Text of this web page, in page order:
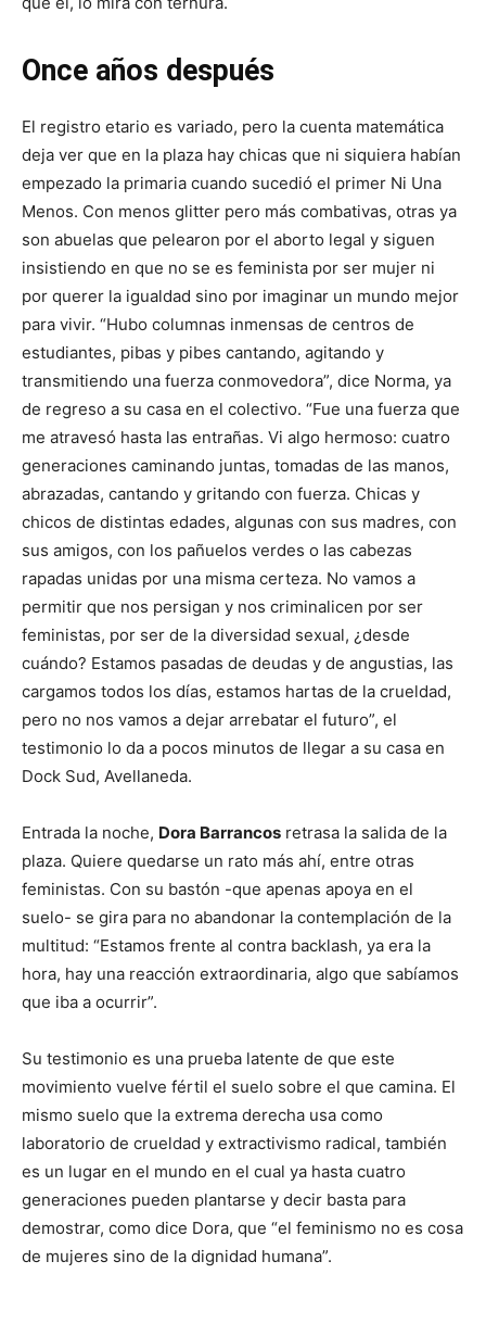
Once años después
El registro etario es variado, pero la cuenta matemática
deja ver que en la plaza hay chicas que ni siquiera habían
empezado la primaria cuando sucedió el primer Ni Una
Menos. Con menos glitter pero más combativas, otras ya
son abuelas que pelearon por el aborto legal y siguen
insistiendo en que no se es feminista por ser mujer ni
por querer la igualdad sino por imaginar un mundo mejor
para vivir. “Hubo columnas inmensas de centros de
estudiantes, pibas y pibes cantando, agitando y
transmitiendo una fuerza conmovedora”, dice Norma, ya
de regreso a su casa en el colectivo. “Fue una fuerza que
me atravesó hasta las entrañas. Vi algo hermoso: cuatro
generaciones caminando juntas, tomadas de las manos,
abrazadas, cantando y gritando con fuerza. Chicas y
chicos de distintas edades, algunas con sus madres, con
sus amigos, con los pañuelos verdes o las cabezas
rapadas unidas por una misma certeza. No vamos a
permitir que nos persigan y nos criminalicen por ser
feministas, por ser de la diversidad sexual, ¿desde
cuándo? Estamos pasadas de deudas y de angustias, las
cargamos todos los días, estamos hartas de la crueldad,
pero no nos vamos a dejar arrebatar el futuro”, el
testimonio lo da a pocos minutos de llegar a su casa en
Dock Sud, Avellaneda.
Entrada la noche, Dora Barrancos retrasa la salida de la
plaza. Quiere quedarse un rato más ahí, entre otras
feministas. Con su bastón -que apenas apoya en el
suelo- se gira para no abandonar la contemplación de la
multitud: “Estamos frente al contra backlash, ya era la
hora, hay una reacción extraordinaria, algo que sabíamos
que iba a ocurrir”.
Su testimonio es una prueba latente de que este
movimiento vuelve fértil el suelo sobre el que camina. El
mismo suelo que la extrema derecha usa como
laboratorio de crueldad y extractivismo radical, también
es un lugar en el mundo en el cual ya hasta cuatro
generaciones pueden plantarse y decir basta para
demostrar, como dice Dora, que “el feminismo no es cosa
de mujeres sino de la dignidad humana”.